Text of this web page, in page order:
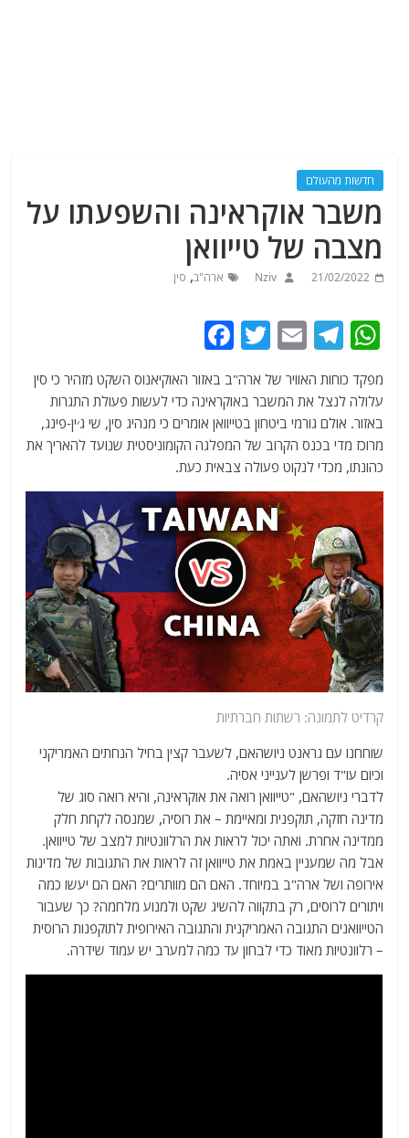
חדשות מהעולם
משבר אוקראינה והשפעתו על
מצבה של טייוואן
21/02/2022
Nziv ארה"ב, סין
W
at
s
A
p
p
T
e
g
ra
m
E
m
ai
l
T
itt
er
c
e
b
o
o
k
מפקד כוחות האוויר של ארה"ב באזור האוקיאנוס השקט מזהיר כי סין
עלולה לנצל את המשבר באוקראינה כדי לעשות פעולת התגרות
באזור. אולם גורמי ביטחון בטייוואן אומרים כי מנהיג סין, שי ג׳ין-פינג,
מרוכז מדי בכנס הקרוב של המפלגה הקומוניסטית שנועד להאריך את
כהונתו, מכדי לנקוט פעולה צבאית כעת.
קרדיט לתמונה: רשתות חברתיות
שוחחנו עם גראנט ניושהאם, לשעבר קצין בחיל הנחתים האמריקני
וכיום עו"ד ופרשן לענייני אסיה.
לדברי ניושהאם, "טייוואן רואה את אוקראינה, והיא רואה סוג של
מדינה חזקה, תוקפנית ומאיימת – את רוסיה, שמנסה לקחת חלק
ממדינה אחרת. ואתה יכול לראות את הרלוונטיות למצב של טייוואן.
אבל מה שמעניין באמת את טייוואן זה לראות את התגובות של מדינות
אירופה ושל ארה"ב במיוחד. האם הם מוותרים? האם הם יעשו כמה
ויתורים לרוסים, רק בתקווה להשיג שקט ולמנוע מלחמה? כך שעבור
הטייוואנים התגובה האמריקנית והתגובה האירופית לתוקפנות הרוסית
– רלוונטיות מאוד כדי לבחון עד כמה למערב יש עמוד שידרה.